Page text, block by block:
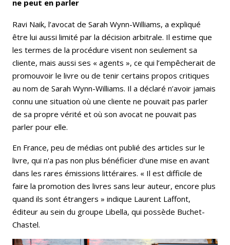
ne peut en parler
Ravi Naik, l’avocat de Sarah Wynn-Williams, a expliqué
être lui aussi limité par la décision arbitrale. Il estime que
les termes de la procédure visent non seulement sa
cliente, mais aussi ses « agents », ce qui l’empêcherait de
promouvoir le livre ou de tenir certains propos critiques
au nom de Sarah Wynn-Williams. Il a déclaré n’avoir jamais
connu une situation où une cliente ne pouvait pas parler
de sa propre vérité et où son avocat ne pouvait pas
parler pour elle.
En France, peu de médias ont publié des articles sur le
livre, qui n'a pas non plus bénéficier d'une mise en avant
dans les rares émissions littéraires. « Il est difficile de
faire la promotion des livres sans leur auteur, encore plus
quand ils sont étrangers » indique Laurent Laffont,
éditeur au sein du groupe Libella, qui possède Buchet-
Chastel.